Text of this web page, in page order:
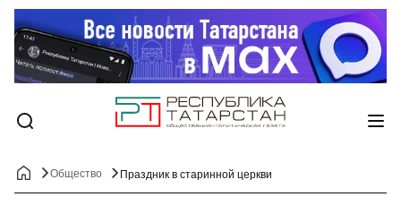
Общество Праздник в старинной церкви